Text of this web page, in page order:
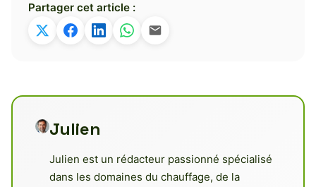
Partager cet article :
Julien
Julien est un rédacteur passionné spécialisé
dans les domaines du chauffage, de la